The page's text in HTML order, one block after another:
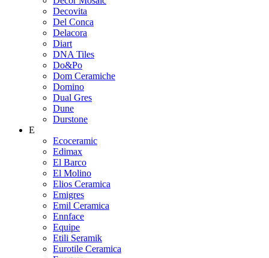
Decovita
Del Conca
Delacora
Diart
DNA Tiles
Do&Po
Dom Ceramiche
Domino
Dual Gres
Dune
Durstone
E
Ecoceramic
Edimax
El Barco
El Molino
Elios Ceramica
Emigres
Emil Ceramica
Ennface
Equipe
Etili Seramik
Eurotile Ceramica